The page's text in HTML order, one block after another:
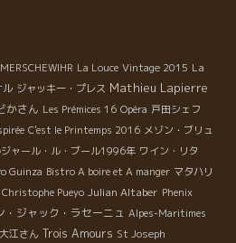
が多く直ぐ下は花崗岩の岩盤。 この
していたルドルフは凄い。 今、パ
るビストロが竹の子の如く増えてい
持っているところは少ない。やっ
ペール・ド・カルトゥッシュは凄
しんでください。 ありがとう。
La Louce Vintage 2015 La
ル ジャッキー・プレス Mathieu Lapierre
かさん Les Prémices 16 Opéra 戸田シェフ
C'est le Printemps 2016 メゾン・ブリュ
ャール・ル・ブール1996年 ワイン・リタ
Guinza Bistro A boire et A manger マタハリ
Christophe Pueyo Julian Altaber Phenix
・ジャック・ラセーニュ Alpes-Maritimes
大江さん Trois Amours St Joseph